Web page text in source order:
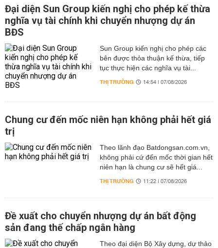
Đại diện Sun Group kiến nghị cho phép kế thừa
nghĩa vụ tài chính khi chuyển nhượng dự án
BĐS
Sun Group kiến nghị cho phép các
bên được thỏa thuận kế thừa, tiếp
tục thực hiện các nghĩa vụ tài...
THỊ TRƯỜNG 14:54 | 07/08/2026
Chung cư đến mốc niên hạn không phải hết giá
trị
Theo lãnh đạo Batdongsan.com.vn,
không phải cứ đến mốc thời gian hết
niên hạn là chung cư sẽ hết giá...
THỊ TRƯỜNG 11:22 | 07/08/2026
Đề xuất cho chuyển nhượng dự án bất động
sản đang thế chấp ngân hàng
Theo đại diện Bộ Xây dựng, dự thảo